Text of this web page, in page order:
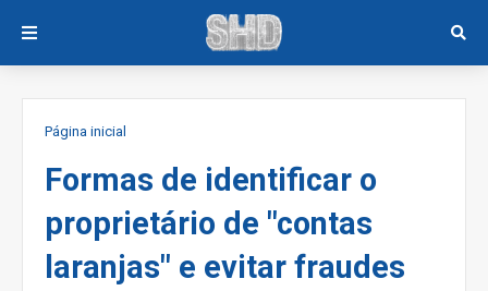
Página inicial
Formas de identificar o
proprietário de "contas
laranjas" e evitar fraudes